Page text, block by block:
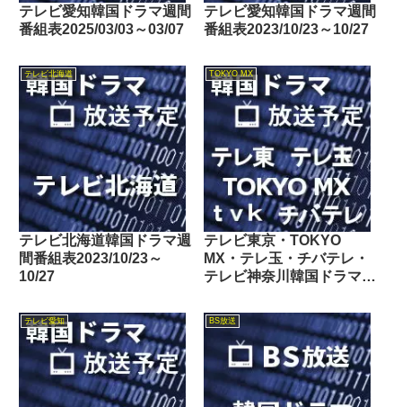
テレビ愛知韓国ドラマ週間
番組表2025/03/03～03/07
テレビ愛知韓国ドラマ週間
番組表2023/10/23～10/27
テレビ北海道
テレビ北海道韓国ドラマ週
間番組表2023/10/23～
10/27
TOKYO MX
テレビ東京・TOKYO
MX・テレ玉・チバテレ・
テレビ神奈川韓国ドラマ週
10/27
テレビ愛知 BS放送